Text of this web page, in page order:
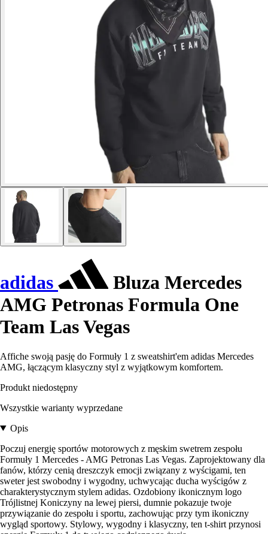
adidas
Bluza Mercedes
AMG Petronas Formula One
Team Las Vegas
Affiche swoją pasję do Formuły 1 z sweatshirt'em adidas Mercedes
AMG, łączącym klasyczny styl z wyjątkowym komfortem.
Produkt niedostępny
Wszystkie warianty wyprzedane
Opis
Poczuj energię sportów motorowych z męskim swetrem zespołu
Formuły 1 Mercedes - AMG Petronas Las Vegas. Zaprojektowany dla
fanów, którzy cenią dreszczyk emocji związany z wyścigami, ten
sweter jest swobodny i wygodny, uchwycając ducha wyścigów z
charakterystycznym stylem adidas. Ozdobiony ikonicznym logo
Trójlistnej Koniczyny na lewej piersi, dumnie pokazuje twoje
przywiązanie do zespołu i sportu, zachowując przy tym ikoniczny
wygląd sportowy. Stylowy, wygodny i klasyczny, ten t-shirt przynosi